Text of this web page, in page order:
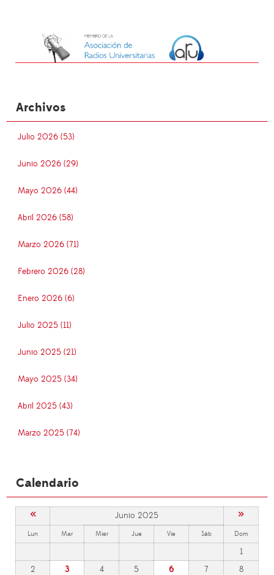
Archivos
Julio 2026 (53)
Junio 2026 (29)
Mayo 2026 (44)
Abril 2026 (58)
Marzo 2026 (71)
Febrero 2026 (28)
Enero 2026 (6)
Julio 2025 (11)
Junio 2025 (21)
Mayo 2025 (34)
Abril 2025 (43)
Marzo 2025 (74)
Calendario
« Junio 2025 »
Lun Mar Mier Jue Vie Sáb Dom
1
2
3 4 5 6 7
8